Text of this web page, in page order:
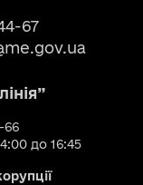
67
66
до 16:45